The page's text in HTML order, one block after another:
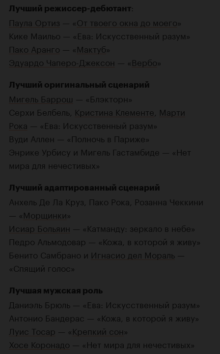
Лучший режиссер-дебютант:
Паула Ортиз — «От твоего окна до моего»
Кике Маильо — «Ева: Искусственный разум»
Пако Аранго — «Мактуб»
Эдуардо Чаперо-Джексон — «Вербо»
Лучший оригинальный сценарий
Мигель Баррош — «Блэкторн»
Серхи Белбель, Кристина Клементе Марти
Рока — «Ева: Искусственный разум»
Вуди Аллен — «Полночь в Париже»
Энрике Урбису и Мигель Гастамбиде — «Нет
мира для нечестивых»
Лучший адаптированный сценарий
Анхель Де Ла Круз, Пако Рока, Розанна Чеккини
— «Морщинки»
Исиар Больяин — «Катманду: зеркало в небе»
Педро Альмодовар — «Кожа, в которой я живу»
Бенито Самбрано и Игнасио дел Мораль —
«Спящий голос»
Лучшая мужская роль
Даниэль Брюль — «Ева: Искусственный разум»
Антонио Бандерас — «Кожа, в которой я живу»
Луис Тосар — «Крепкий сон»
Хосе Коронадо — «Нет мира для нечестивых»